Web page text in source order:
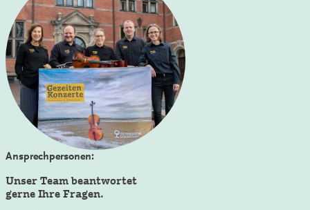
Ansprechpersonen:
Unser Team beantwortet
gerne Ihre Fragen.